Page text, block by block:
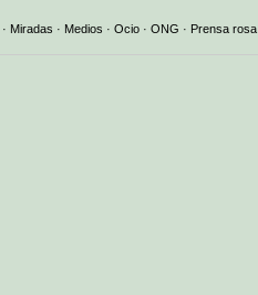
· Miradas · Medios · Ocio · ONG · Prensa rosa